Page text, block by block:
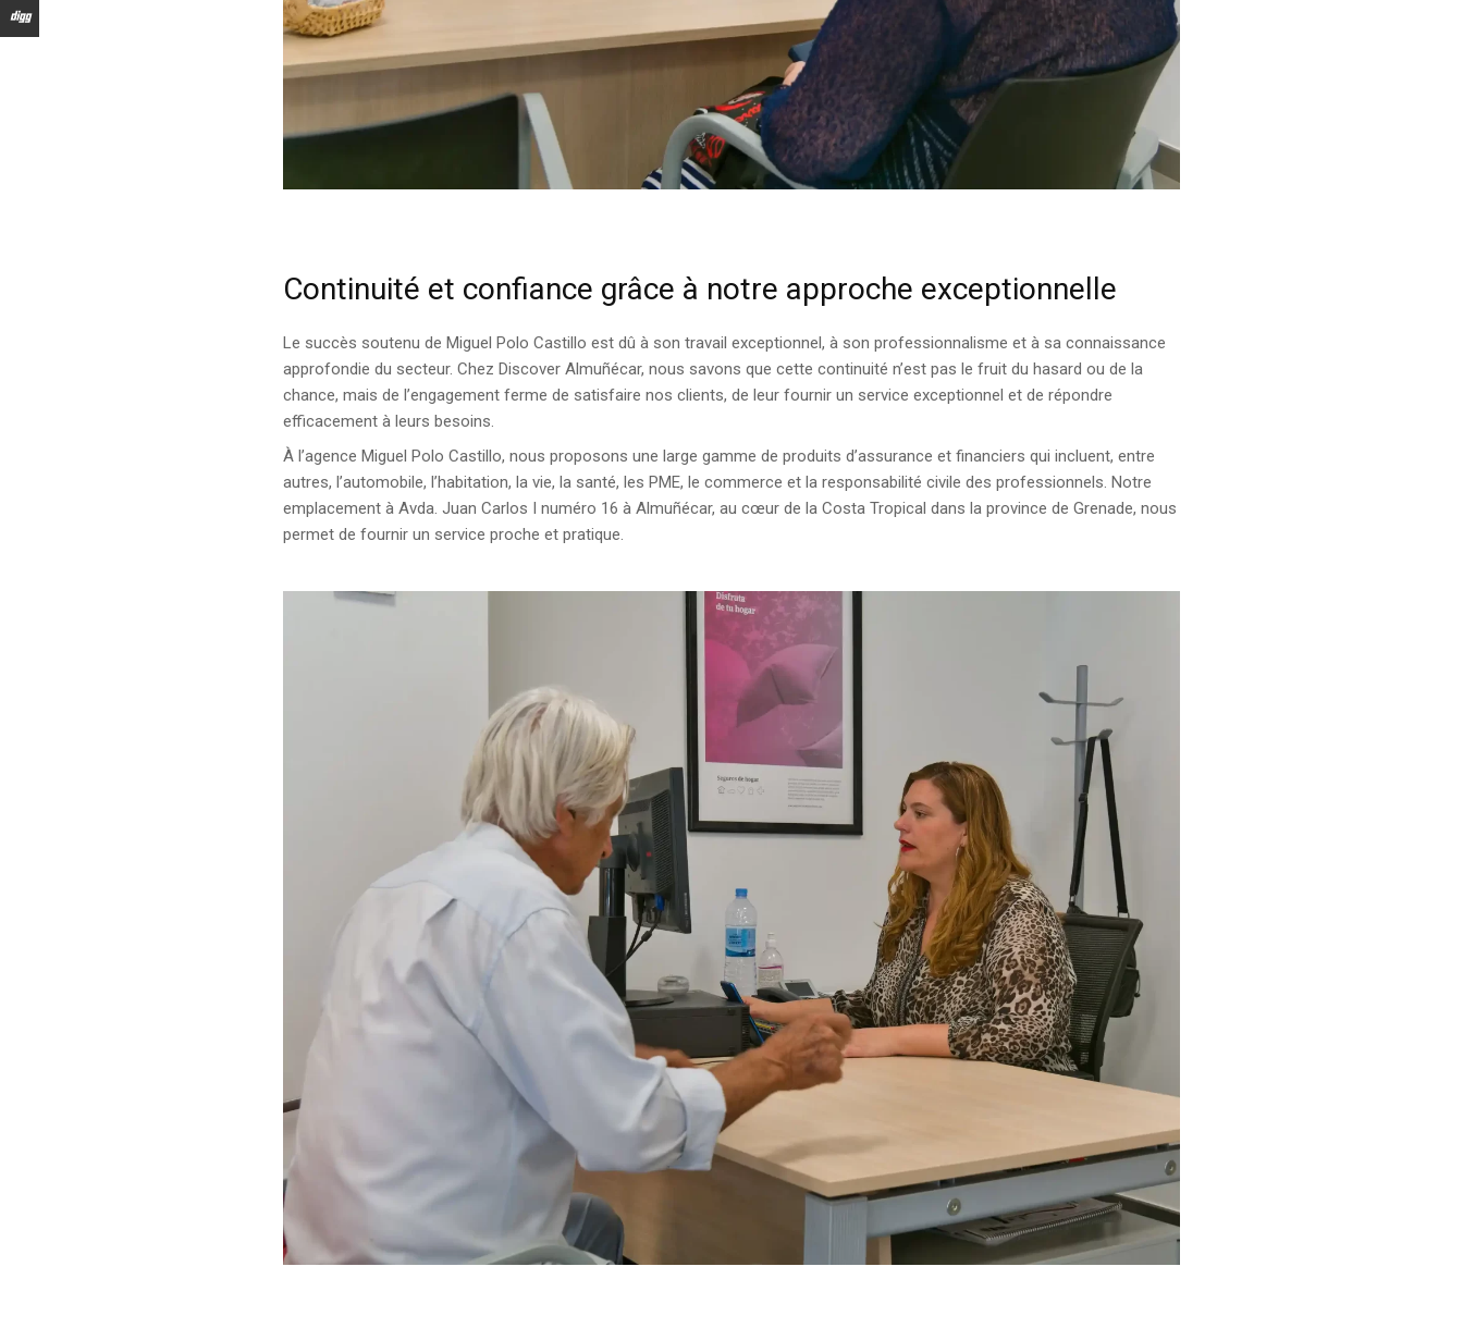
Continuité et confiance grâce à notre approche exceptionnelle
Le succès soutenu de Miguel Polo Castillo est dû à son travail exceptionnel, à son professionnalisme et à sa connaissance
approfondie du secteur. Chez Discover Almuñécar, nous savons que cette continuité n’est pas le fruit du hasard ou de la
chance, mais de l’engagement ferme de satisfaire nos clients, de leur fournir un service exceptionnel et de répondre
efficacement à leurs besoins.
À l’agence Miguel Polo Castillo, nous proposons une large gamme de produits d’assurance et financiers qui incluent, entre
autres, l’automobile, l’habitation, la vie, la santé, les PME, le commerce et la responsabilité civile des professionnels. Notre
emplacement à Avda. Juan Carlos I numéro 16 à Almuñécar, au cœur de la Costa Tropical dans la province de Grenade, nous
permet de fournir un service proche et pratique.